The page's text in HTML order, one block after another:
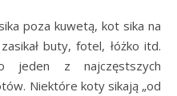
buty, fotel, łóżko itd.
jeden z najczęstszych
Niektóre koty sikają „od